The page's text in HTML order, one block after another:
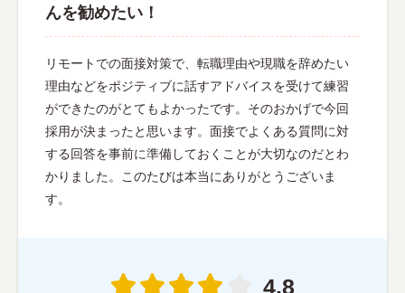
んを勧めたい！
リモートでの面接対策で、転職理由や現職を辞めたい
理由などをポジティブに話すアドバイスを受けて練習
ができたのがとてもよかったです。そのおかげで今回
採用が決まったと思います。面接でよくある質問に対
する回答を事前に準備しておくことが大切なのだとわ
かりました。このたびは本当にありがとうございま
す。
4.8